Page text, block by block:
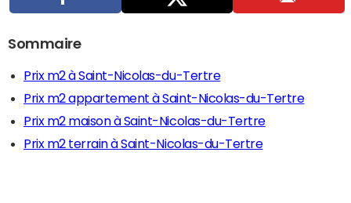
Sommaire
Prix m2 à Saint-Nicolas-du-Tertre
Prix m2 appartement à Saint-Nicolas-du-Tertre
Prix m2 maison à Saint-Nicolas-du-Tertre
Prix m2 terrain à Saint-Nicolas-du-Tertre